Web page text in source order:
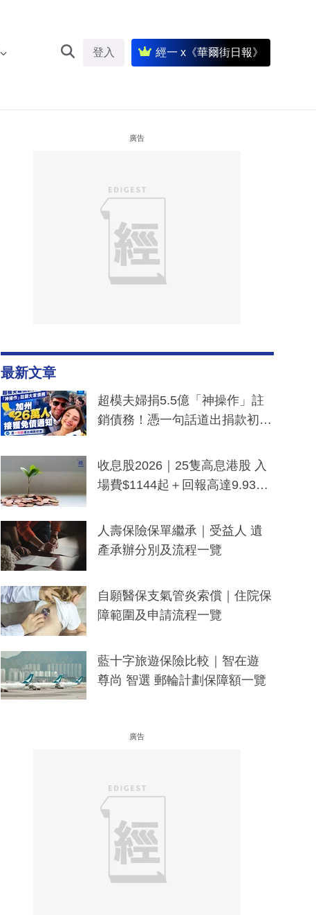
登入 經一 x《華爾街日報》
廣告
最新文章
超模夫婦捐5.5億「神操作」註
銷債務！憑一句話道出捐款初
一度被誤當詐騙手段
收息股2026｜25隻高息港股 入
場費$1144起＋回報高達9.93
人壽保險保單繼承｜受益人 遺
產承辦分別及流程一覽
自願醫保支氣管炎索償｜住院保
障範圍及申請流程一覽
藍十字旅遊保險比較｜智在遊
尊尚 智選 郵輪計劃保障額一覽
廣告